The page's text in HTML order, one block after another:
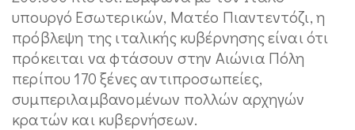
υπουργό Εσωτερικών, Ματέο Πιαντεντόζι, η
πρόβλεψη της ιταλικής κυβέρνησης είναι ότι
πρόκειται να φτάσουν στην Αιώνια Πόλη
περίπου 170 ξένες αντιπροσωπείες,
συμπεριλαμβανομένων πολλών αρχηγών
κρατών και κυβερνήσεων.